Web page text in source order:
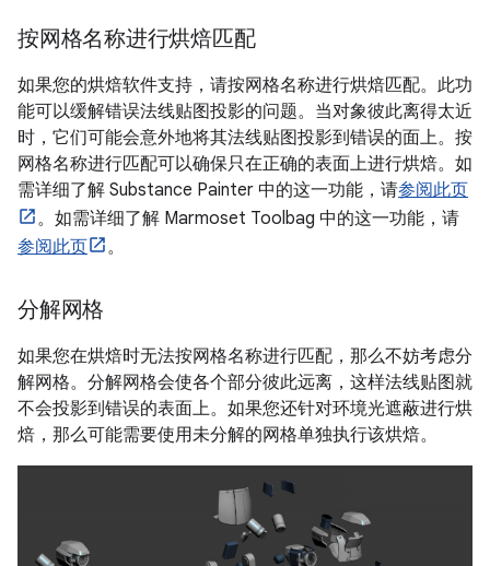
按网格名称进行烘焙匹配
如果您的烘焙软件支持，请按网格名称进行烘焙匹配。此功
能可以缓解错误法线贴图投影的问题。当对象彼此离得太近
时，它们可能会意外地将其法线贴图投影到错误的面上。按
网格名称进行匹配可以确保只在正确的表面上进行烘焙。如
需详细了解 Substance Painter 中的这一功能，请参阅此页
。如需详细了解 Marmoset Toolbag 中的这一功能，请
参阅此页
。
分解网格
如果您在烘焙时无法按网格名称进行匹配，那么不妨考虑分
解网格。分解网格会使各个部分彼此远离，这样法线贴图就
不会投影到错误的表面上。如果您还针对环境光遮蔽进行烘
焙，那么可能需要使用未分解的网格单独执行该烘焙。